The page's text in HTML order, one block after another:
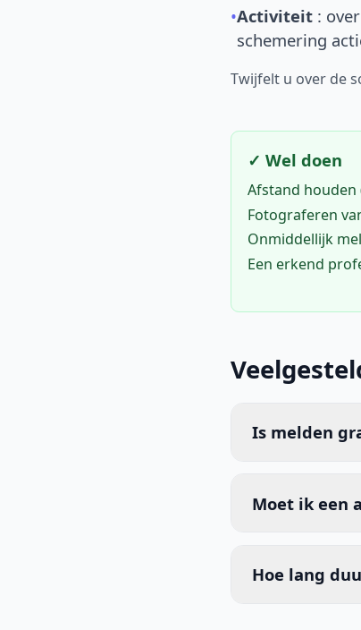
•Activiteit :
schemering
Twijfelt u over de
✓ Wel doen
Afstand houden
Fotograferen
Onmiddellijk
Een erkend
Is melden
Moet ik een
Hoe lang